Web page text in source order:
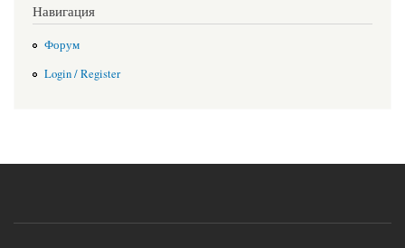
Навигация
Форум
Login / Register